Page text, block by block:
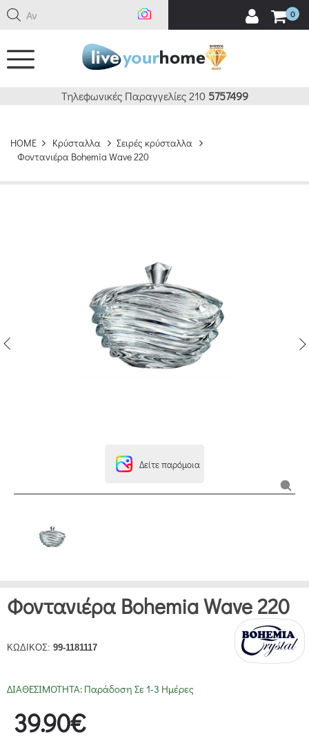
Αναζ 0
Τηλεφωνικές Παραγγελίες 210 5757499
HOME Κρύσταλλα
Σειρές κρύσταλλα
Φοντανιέρα Bohemia Wave 220
Δείτε παρόμοια
Φοντανιέρα Bohemia Wave 220
ΚΩΔΙΚΟΣ: 99-1181117
ΔΙΑΘΕΣΙΜΟΤΗΤΑ: Παράδοση Σε 1-3 Ημέρες
39.90€